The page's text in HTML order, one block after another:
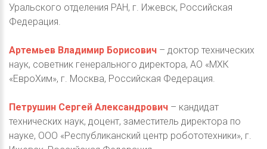
Уральского отделения РАН, г. Ижевск, Российская
Федерация.
Артемьев Владимир Борисович – доктор технических
наук, советник генерального директора, АО «МХК
«ЕвроХим», г. Москва, Российская Федерация.
Петрушин Сергей Александрович – кандидат
технических наук, доцент, заместитель директора по
науке, ООО «Республиканский центр робототехники», г.